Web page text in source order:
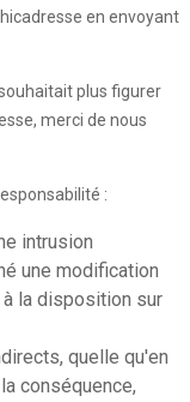
en envoyant
plus figurer
merci de nous
:
intrusion
une modification
la disposition sur
quelle qu'en
conséquence,